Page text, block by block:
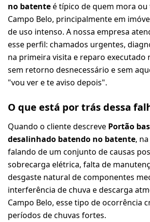
no batenteé típico de quem mora
Campo Belo, principalmente em
de uso intenso. A nossa empresa
esse perfil: chamados urgentes,
na primeira visita e reparo executado
sem retorno desnecessário e sem
"vou ver e te aviso depois".
O que está por trás dessa
Quando o cliente descreve Portão
desalinhado batendo no batente,
falando de um conjunto de causas
sobrecarga elétrica, falta de
desgaste natural de componentes
interferência de chuva e descarga
Campo Belo, esse tipo de ocorrência
períodos de chuvas fortes.